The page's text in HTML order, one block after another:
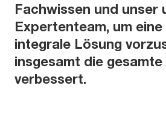
Fachwissen und unser
Expertenteam, um
integrale Lösung
insgesamt die
verbessert.